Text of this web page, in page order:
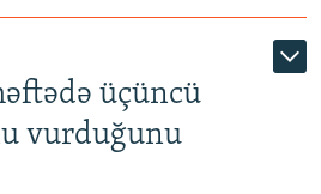
üçüncü
vurduğunu